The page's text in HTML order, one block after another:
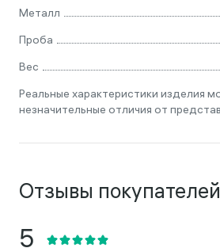
Металл
Проба
Вес
Реальные характеристики изделия
незначительные отличия от
Отзывы покупателей